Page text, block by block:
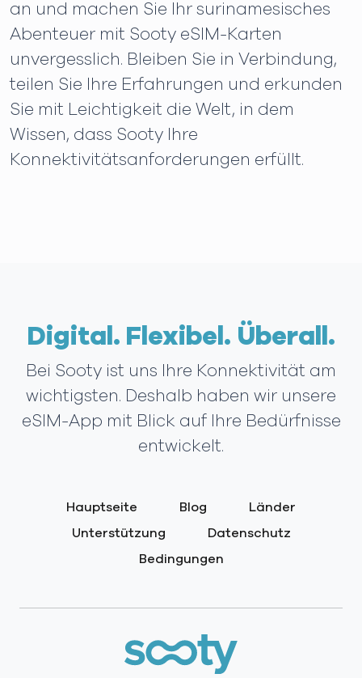
an und machen Sie Ihr surinamesisches
Abenteuer mit Sooty eSIM-Karten
unvergesslich. Bleiben Sie in Verbindung,
teilen Sie Ihre Erfahrungen und erkunden
Sie mit Leichtigkeit die Welt, in dem
Wissen, dass Sooty Ihre
Konnektivitätsanforderungen erfüllt.
Digital. Flexibel. Überall.
Bei Sooty ist uns Ihre Konnektivität am
wichtigsten. Deshalb haben wir unsere
eSIM-App mit Blick auf Ihre Bedürfnisse
entwickelt.
Hauptseite Blog
Länder
Unterstützung
Datenschutz
Bedingungen